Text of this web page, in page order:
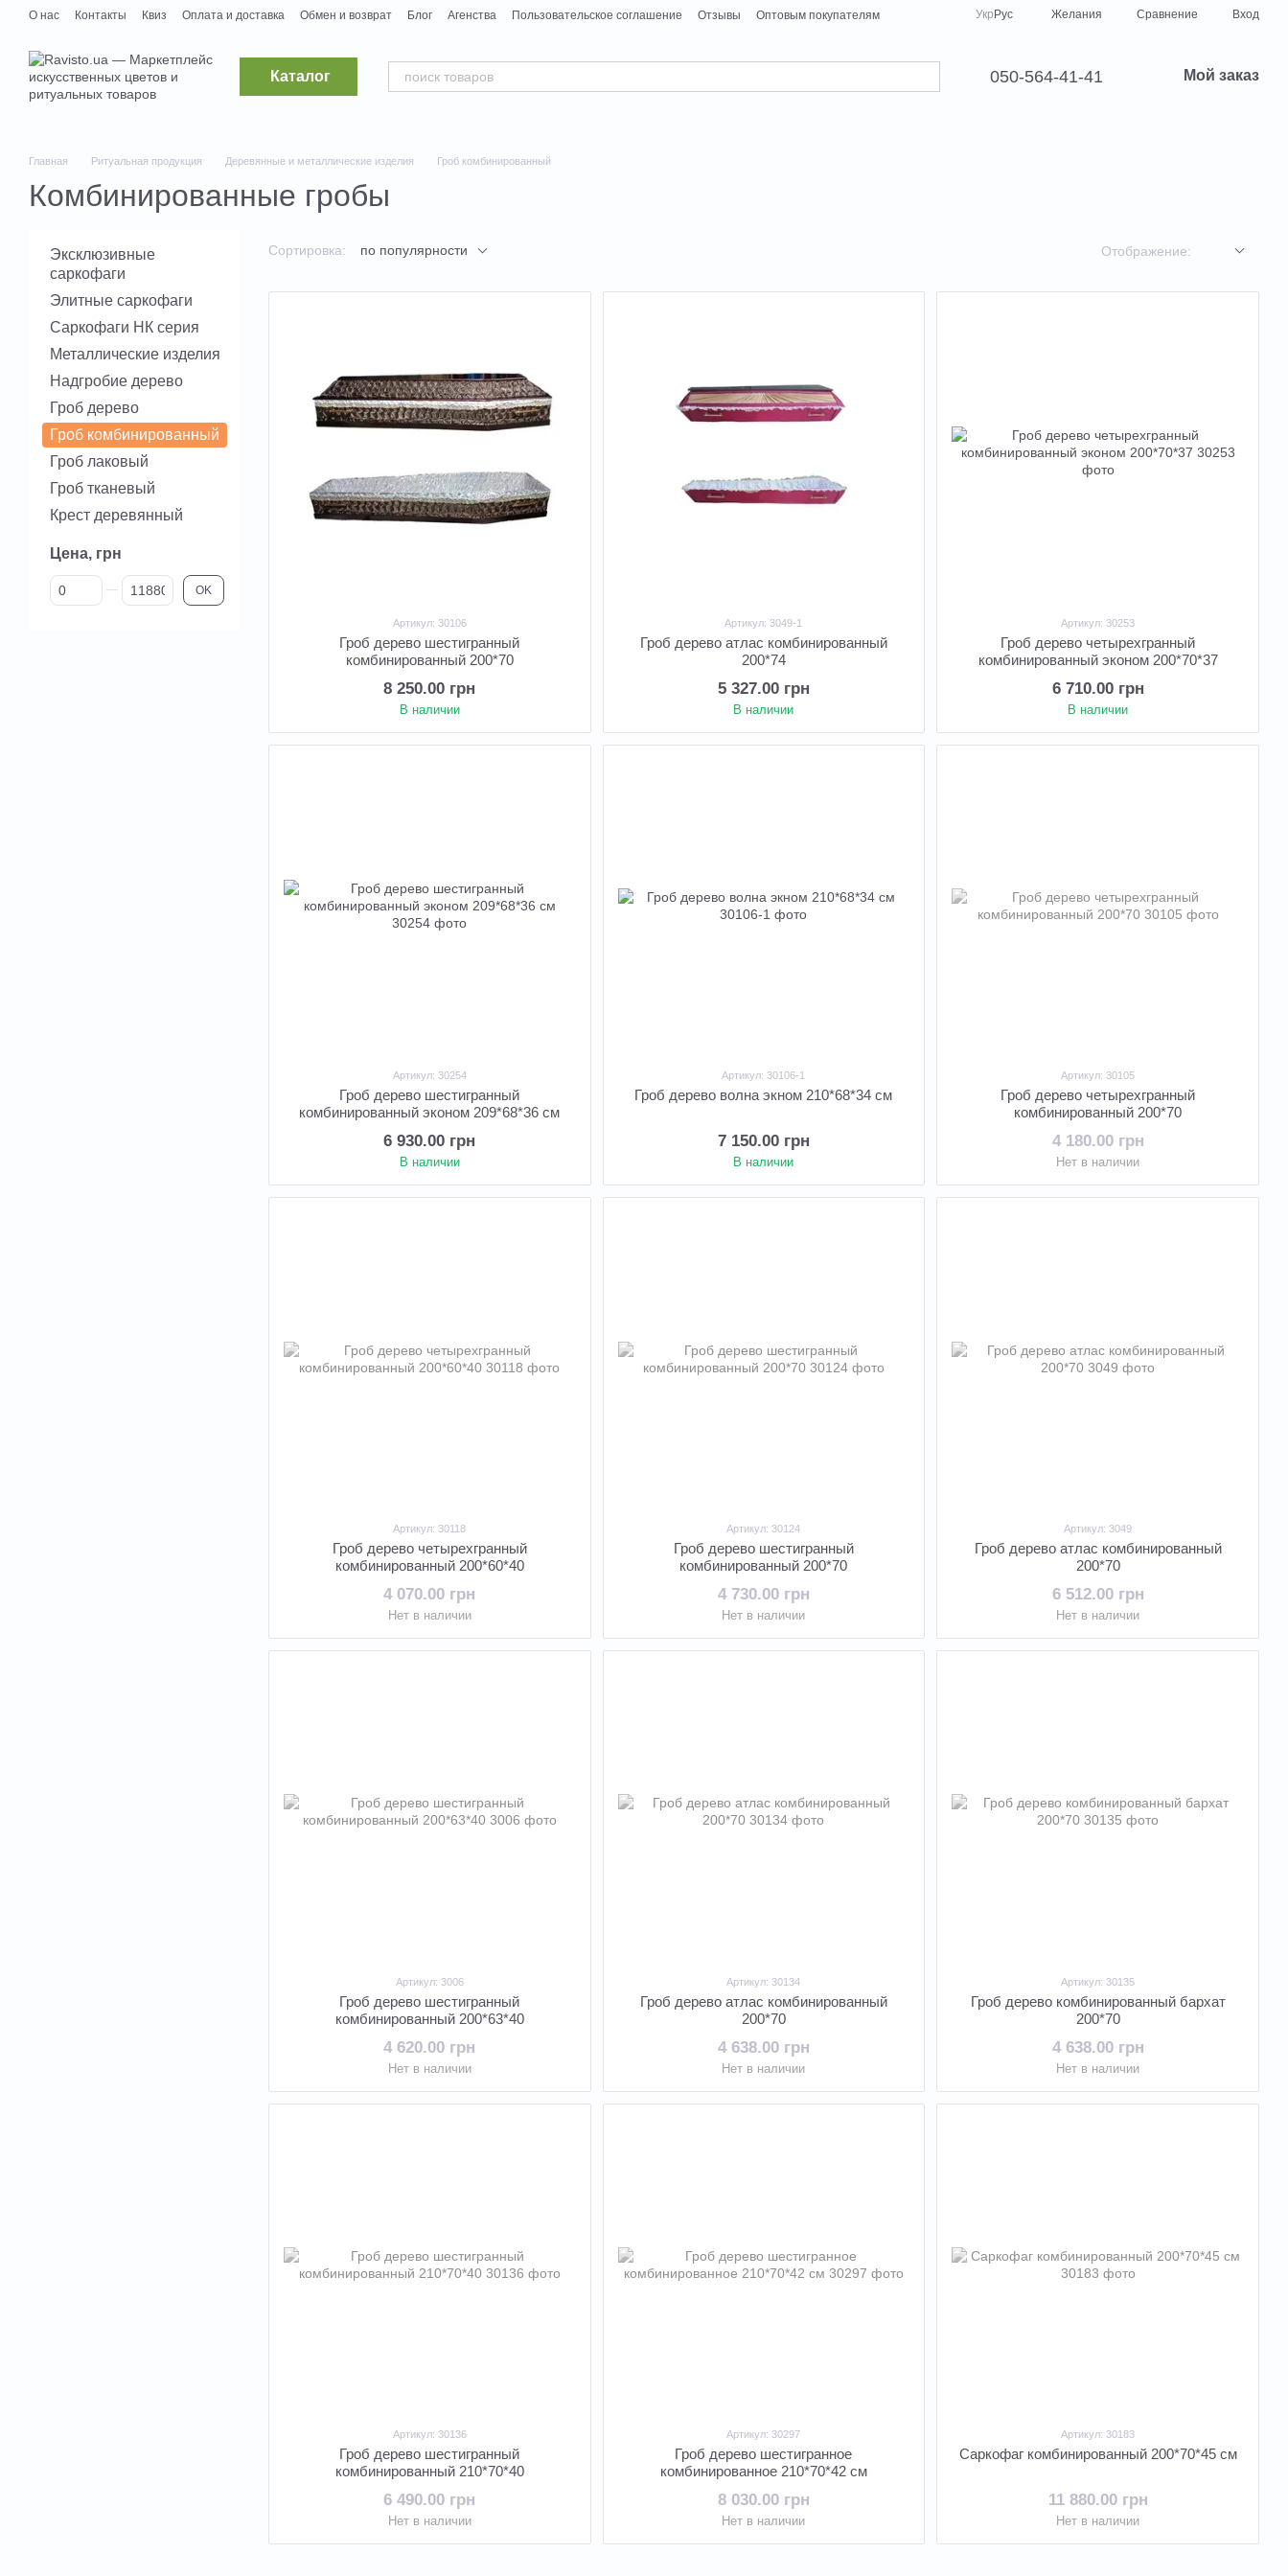
Перейти к основному контенту
О нас Контакты Квиз Оплата и доставка Обмен и возврат Блог Агенства Пользовательское соглашение Отзывы
Оптовым покупателям
Укр Рус Желания Сравнение Вход
Каталог 050-564-41-41 Мой заказ
Главная Ритуальная продукция Деревянные и металлические изделия Гроб комбинированный
Комбинированные гробы
Сортировка: по популярности Отображение:
Артикул: 30106
Гроб дерево шестигранный
комбинированный 200*70
8 250.00 грн
В наличии
Артикул: 3049-1
Гроб дерево атлас комбинированный
200*74
5 327.00 грн
В наличии
Артикул: 30253
Гроб дерево четырехгранный
комбинированный эконом 200*70*37
6 710.00 грн
В наличии
Артикул: 30254
Гроб дерево шестигранный
комбинированный эконом 209*68*36 см
6 930.00 грн
В наличии
Артикул: 30106-1
Гроб дерево волна экном 210*68*34 см
7 150.00 грн
В наличии
Артикул: 30105
Гроб дерево четырехгранный
комбинированный 200*70
4 180.00 грн
Нет в наличии
Артикул: 30118
Гроб дерево четырехгранный
комбинированный 200*60*40
4 070.00 грн
Нет в наличии
Артикул: 30124
Гроб дерево шестигранный
комбинированный 200*70
4 730.00 грн
Нет в наличии
Артикул: 3049
Гроб дерево атлас комбинированный
200*70
6 512.00 грн
Нет в наличии
Артикул: 3006
Гроб дерево шестигранный
комбинированный 200*63*40
4 620.00 грн
Нет в наличии
Артикул: 30134
Гроб дерево атлас комбинированный
200*70
4 638.00 грн
Нет в наличии
Артикул: 30135
Гроб дерево комбинированный бархат
200*70
4 638.00 грн
Нет в наличии
Артикул: 30136
Гроб дерево шестигранный
комбинированный 210*70*40
6 490.00 грн
Нет в наличии
Артикул: 30297
Гроб дерево шестигранное
комбинированное 210*70*42 см
8 030.00 грн
Нет в наличии
Артикул: 30183
Саркофаг комбинированный 200*70*45 см
11 880.00 грн
Нет в наличии
Эксклюзивные
саркофаги
Элитные саркофаги
Саркофаги НК серия
Металлические изделия
Надгробие дерево
Гроб дерево
Гроб комбинированный
Гроб лаковый
Гроб тканевый
Крест деревянный
Цена, грн
От Цена, грн
До Цена, грн OK